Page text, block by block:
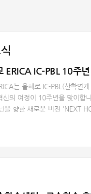
ERICA IC-PBL 10주년
는 올해로 IC-PBL(산학연
신의 여정이 10주년을 맞이합
을 향한 새로운 비전 'NEXT
대학교 ERICA IC-PBL '교육혁
으로 생각되며, 진심으로 모